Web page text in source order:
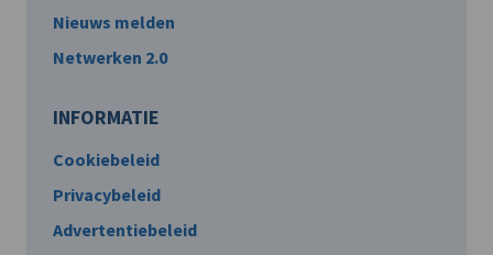
Nieuws melden
Netwerken 2.0
INFORMATIE
Cookiebeleid
Privacybeleid
Advertentiebeleid